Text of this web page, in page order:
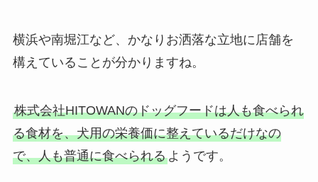
横浜や南堀江など、かなりお洒落な立地に店舗を
構えていることが分かりますね。
株式会社HITOWANのドッグフードは人も食べられ
る食材を、犬用の栄養価に整えているだけなの
で、人も普通に食べられるようです。